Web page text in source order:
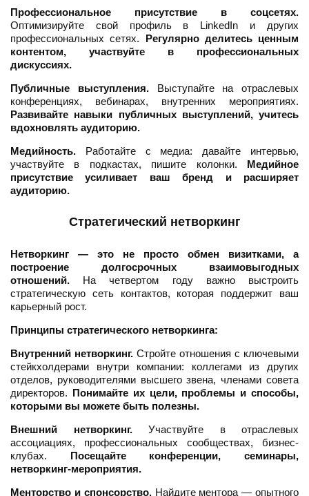
Профессиональное присутствие в соцсетях.
Оптимизируйте свой профиль в LinkedIn и других
профессиональных сетях. Регулярно делитесь ценным
контентом, участвуйте в профессиональных
дискуссиях.
Публичные выступления.Выступайте на отраслевых
конференциях, вебинарах, внутренних мероприятиях.
Развивайте навыки публичных выступлений, учитесь
вдохновлять аудиторию.
Медийность. Работайте с медиа: давайте интервью,
участвуйте в подкастах, пишите колонки. Медийное
присутствие усиливает ваш бренд и расширяет
аудиторию.
Стратегический нетворкинг
Нетворкинг — это не просто обмен визитками, а
построение долгосрочных взаимовыгодных
отношений. На четвертом году важно выстроить
стратегическую сеть контактов, которая поддержит ваш
карьерный рост.
Принципы стратегического нетворкинга:
Внутренний нетворкинг. Стройте отношения с ключевыми
стейкхолдерами внутри компании: коллегами из других
отделов, руководителями высшего звена, членами совета
директоров. Понимайте их цели, проблемы и способы,
которыми вы можете быть полезны.
Внешний нетворкинг.Участвуйте в отраслевых
ассоциациях, профессиональных сообществах, бизнес-
клубах. Посещайте конференции, семинары,
нетворкинг-мероприятия.
Менторство и спонсорство.Найдите ментора — опытного